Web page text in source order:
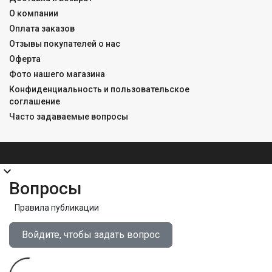
О компании
Оплата заказов
Отзывы покупателей о нас
Оферта
Фото нашего магазина
Конфиденциальность и пользовательское
соглашение
Часто задаваемые вопросы
expand_more
Вопросы
Правила публикации
Войдите, чтобы задать вопрос